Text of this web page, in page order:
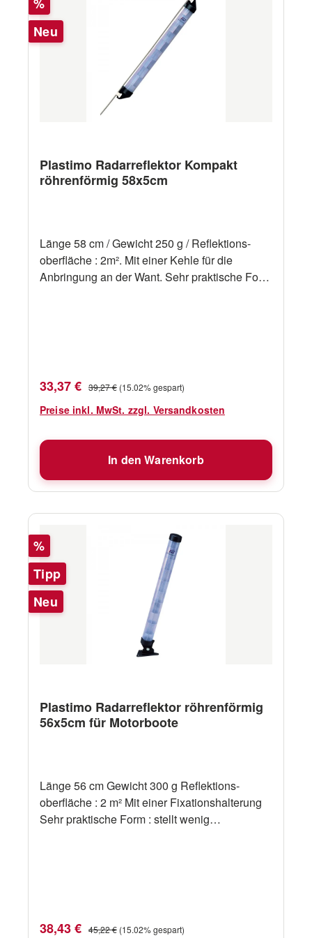
mmGewicht: 880 g
Neu
Plastimo Radarreflektor Kompakt
röhrenförmig 58x5cm
Länge 58 cm / Gewicht 250 g / Reflektions-
oberfläche : 2m². Mit einer Kehle für die
Anbringung an der Want. Sehr praktische Form
zu halten.
Verkaufspreis:
33,37 € Regulärer Preis:
39,27 € (15.02% gespart)
Preise inkl. MwSt. zzgl. Versandkosten
In den Warenkorb
Rabatt
%
Tipp
Neu
Plastimo Radarreflektor röhrenförmig
56x5cm für Motorboote
Länge 56 cm Gewicht 300 g Reflektions-
oberfläche : 2 m² Mit einer Fixationshalterung
Sehr praktische Form : stellt wenig
Verkaufspreis:
38,43 € Regulärer Preis:
45,22 € (15.02% gespart)